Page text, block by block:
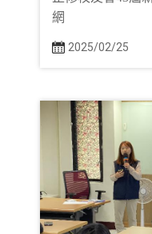
網
2025/02/25